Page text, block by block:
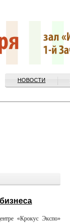
НОВОСТИ
«Крокус Экспо»